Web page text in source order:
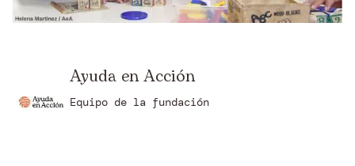
Ayuda en Acción
Equipo de la fundación